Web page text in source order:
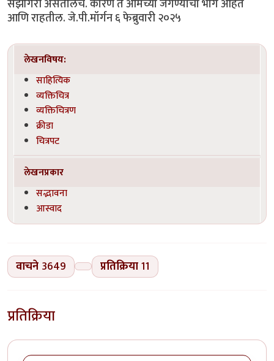
संझगिरी असतीलच. कारण ते आमच्या जगण्याचा भाग आहेत
आणि राहतील. जे.पी.मॉर्गन ६ फेब्रुवारी २०२५
लेखनविषय:
साहित्यिक
व्यक्तिचित्र
व्यक्तिचित्रण
क्रीडा
चित्रपट
लेखनप्रकार
सद्भावना
आस्वाद
वाचने 3649 प्रतिक्रिया11
प्रतिक्रिया